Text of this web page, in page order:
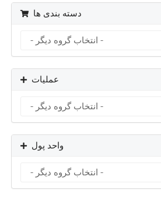
دسته بندی ها
عملیات
واحد پول